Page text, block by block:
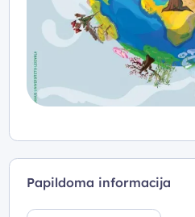
Papildoma informacija